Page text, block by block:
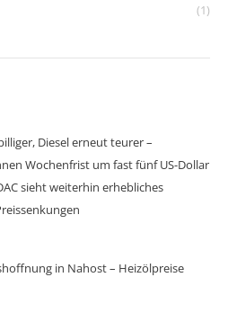
(1)
Diesel erneut teurer –
Wochenfrist um fast fünf US-Dollar
sieht weiterhin erhebliches
in Nahost – Heizölpreise